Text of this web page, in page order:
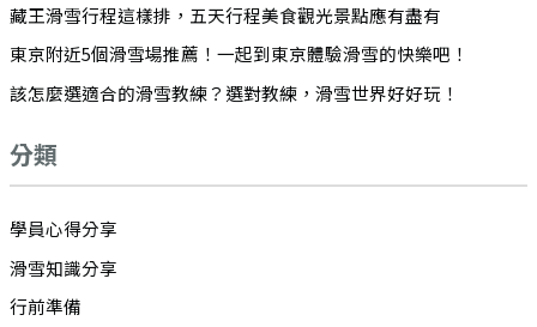
藏王滑雪行程這樣排，五天行程美食觀光景點應有盡有
東京附近5個滑雪場推薦！一起到東京體驗滑雪的快樂吧！
該怎麼選適合的滑雪教練？選對教練，滑雪世界好好玩！
分類
學員心得分享
滑雪知識分享
行前準備